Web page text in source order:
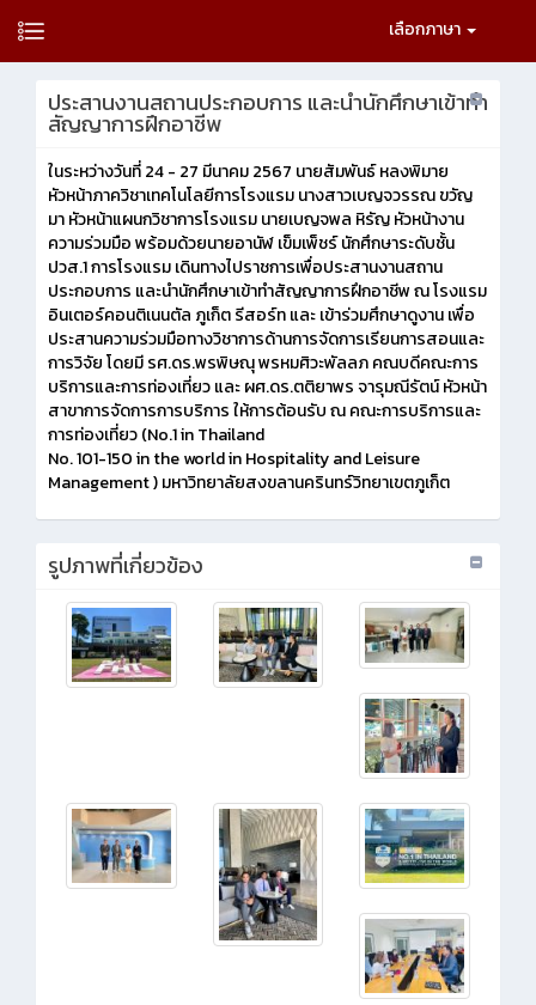
เลือกภาษา
ประสานงานสถานประกอบการ และนำนักศึกษาเข้าทำ
สัญญาการฝึกอาชีพ
ในระหว่างวันที่ 24 - 27 มีนาคม 2567 นายสัมพันธ์ หลงพิมาย
หัวหน้าภาควิชาเทคโนโลยีการโรงแรม นางสาวเบญจวรรณ ขวัญ
มา หัวหน้าแผนกวิชาการโรงแรม นายเบญจพล หิรัญ หัวหน้างาน
ความร่วมมือ พร้อมด้วยนายอานัฬ เข็มเพ็ชร์ นักศึกษาระดับชั้น
ปวส.1 การโรงแรม เดินทางไปราชการเพื่อประสานงานสถาน
ประกอบการ และนำนักศึกษาเข้าทำสัญญาการฝึกอาชีพ ณ โรงแรม
อินเตอร์คอนติเนนตัล ภูเก็ต รีสอร์ท และ เข้าร่วมศึกษาดูงาน เพื่อ
ประสานความร่วมมือทางวิชาการด้านการจัดการเรียนการสอนและ
การวิจัย โดยมี รศ.ดร.พรพิษณุ พรหมศิวะพัลลภ คณบดีคณะการ
บริการและการท่องเที่ยว และ ผศ.ดร.ตติยาพร จารุมณีรัตน์ หัวหน้า
สาขาการจัดการการบริการ ให้การต้อนรับ ณ คณะการบริการและ
การท่องเที่ยว (No.1 in Thailand
No. 101-150 in the world in Hospitality and Leisure
Management ) มหาวิทยาลัยสงขลานครินทร์วิทยาเขตภูเก็ต
รูปภาพที่เกี่ยวข้อง